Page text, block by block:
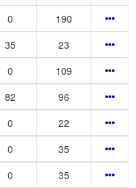
0
190
35
23
0
109
82
96
0
22
0
35
0
35